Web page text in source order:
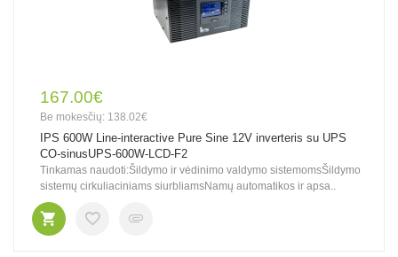
167.00€
Be mokesčių: 138.02€
IPS 600W Line-interactive Pure Sine 12V inverteris su UPS
CO-sinusUPS-600W-LCD-F2
Tinkamas naudoti:Šildymo ir vėdinimo valdymo sistemomsŠildymo
sistemų cirkuliaciniams siurbliamsNamų automatikos ir apsa..